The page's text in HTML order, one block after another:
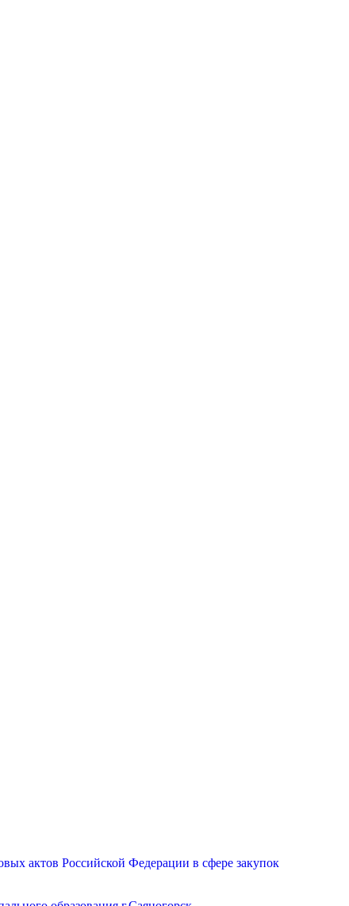
актов Российской Федерации в сфере закупок